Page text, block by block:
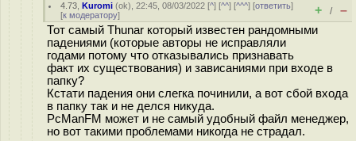
4.73 ,Kuromi (ok), 22:45, 08/03/2022 [^] [^^] [^^^] [ответить]
[к модератору] + / –
Тот самый Thunar который известен рандомными
падениями (которые авторы не исправляли
годами потому что отказывались признавать
факт их существования) и зависаниями при входе в
папку?
Кстати падения они слегка починили, а вот сбой входа
в папку так и не делся никуда.
PcManFM может и не самый удобный файл менеджер,
но вот такими проблемами никогда не страдал.